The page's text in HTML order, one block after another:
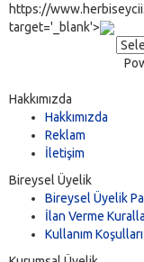
https://
target='_blank'>
Hakkımızda
Hakkımızda
Reklam
İletişim
Bireysel Üyelik
Bireysel Üyelik
İlan Verme
Kullanım Koşulları